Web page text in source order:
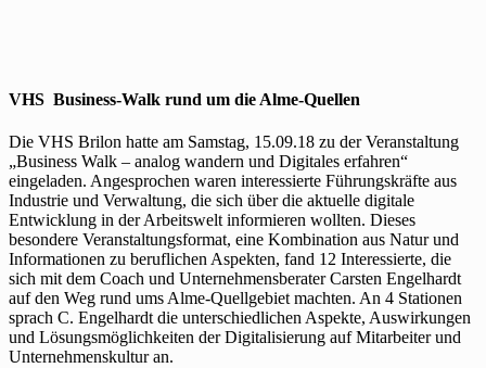
VHS Business-Walk rund um die Alme-Quellen
Die VHS Brilon hatte am Samstag, 15.09.18 zu der Veranstaltung
„Business Walk – analog wandern und Digitales erfahren“
eingeladen. Angesprochen waren interessierte Führungskräfte aus
Industrie und Verwaltung, die sich über die aktuelle digitale
Entwicklung in der Arbeitswelt informieren wollten. Dieses
besondere Veranstaltungsformat, eine Kombination aus Natur und
Informationen zu beruflichen Aspekten, fand 12 Interessierte, die
sich mit dem Coach und Unternehmensberater Carsten Engelhardt
auf den Weg rund ums Alme-Quellgebiet machten. An 4 Stationen
sprach C. Engelhardt die unterschiedlichen Aspekte, Auswirkungen
und Lösungsmöglichkeiten der Digitalisierung auf Mitarbeiter und
Unternehmenskultur an.